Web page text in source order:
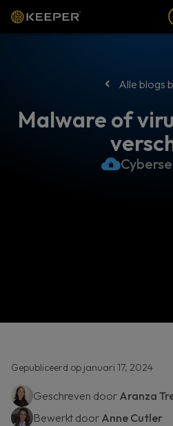
Alle blogs
Malware of
Gepubliceerd op januari 17, 2024
Geschreven door Aranza
Bewerkt door Anne Cutler